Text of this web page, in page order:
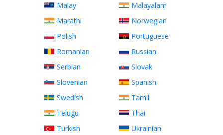
Malay
Malayalam
Marathi
Norwegian
Polish
Portuguese
Romanian
Russian
Serbian
Slovak
Slovenian
Spanish
Swedish
Tamil
Telugu
Thai
Turkish
Ukrainian